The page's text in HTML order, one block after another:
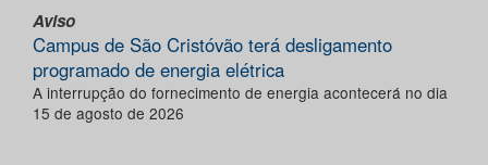
Aviso
Campus de São Cristóvão terá desligamento
programado de energia elétrica
A interrupção do fornecimento de energia acontecerá no dia
15 de agosto de 2026